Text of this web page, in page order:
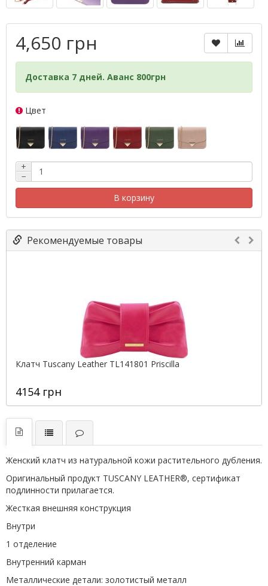
4,650 грн
Доставка 7 дней. Аванс 800грн
Цвет
+
−
В корзину
Рекомендуемые товары
Клатч Tuscany Leather TL141801 Priscilla
4154 грн
Женский клатч из натуральной кожи растительного дубления.
Оригинальный продукт TUSCANY LEATHER®, сертификат
подлинности прилагается.
Жесткая внешняя конструкция
Внутри
1 отделение
Внутренний карман
Металлические детали: золотистый металл